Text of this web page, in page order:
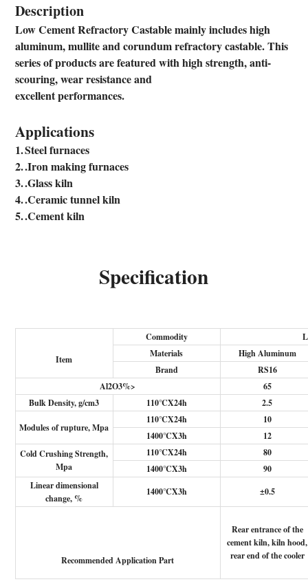
Description
Low Cement Refractory Castable mainly includes high
aluminum, mullite and corundum refractory castable. This
series of products are featured with high strength, anti-
scouring, wear resistance and
excellent performances.
Applications
1.Steel furnaces
2..Iron making furnaces
3..Glass kiln
4..Ceramic tunnel kiln
5..Cement kiln
Specification
Item
Commodity
Materials
High Aluminum
Brand
RS16
Al2O3%>
65
Bulk Density, g/cm3
110℃X24h 2.5
Modules of rupture, Mpa
110℃X24h
10
1400℃X3h
12
Cold Crushing Strength,
Mpa
110℃X24h
80
1400℃X3h
90
Linear dimensional
change, %
1400℃X3h ±0.5
Recommended Application Part
Rear entrance of the
cement kiln, kiln hood,
rear end of the cooler